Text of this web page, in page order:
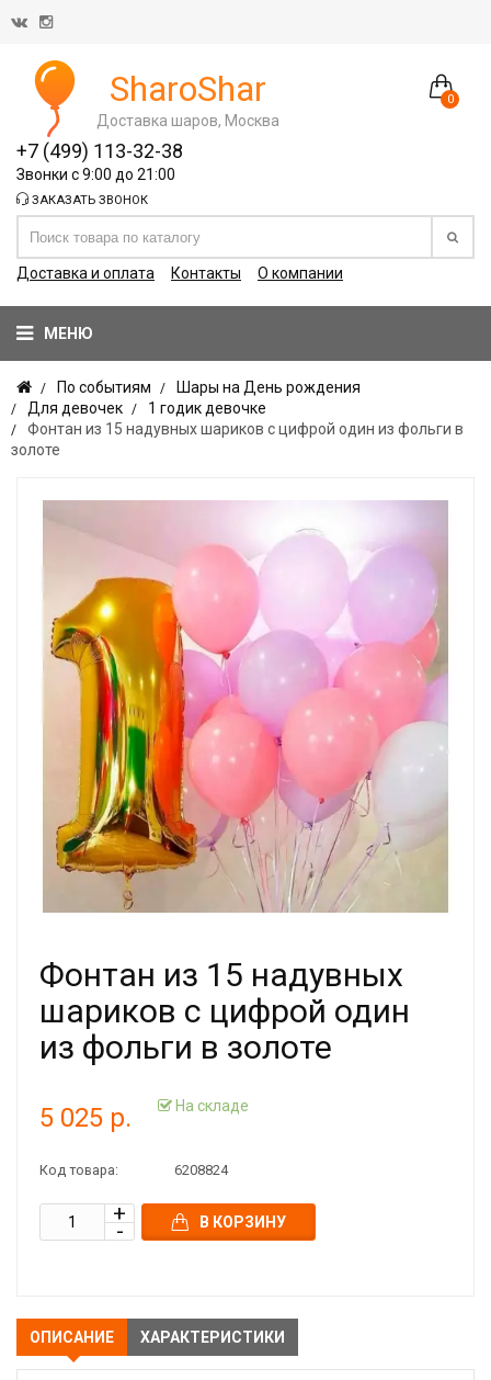
0
SharoShar
Доставка шаров, Москва
+7 (499) 113-32-38
Звонки с 9:00 до 21:00
ЗАКАЗАТЬ ЗВОНОК
Доставка и оплата Контакты О компании
МЕНЮ
По событиям
Шары на День рождения
Для девочек
1 годик девочке
Фонтан из 15 надувных шариков с цифрой один из фольги в
золоте
Фонтан из 15 надувных
шариков с цифрой один
из фольги в золоте
5 025 р. На складе
Код товара: 6208824
В КОРЗИНУ
ОПИСАНИЕ ХАРАКТЕРИСТИКИ